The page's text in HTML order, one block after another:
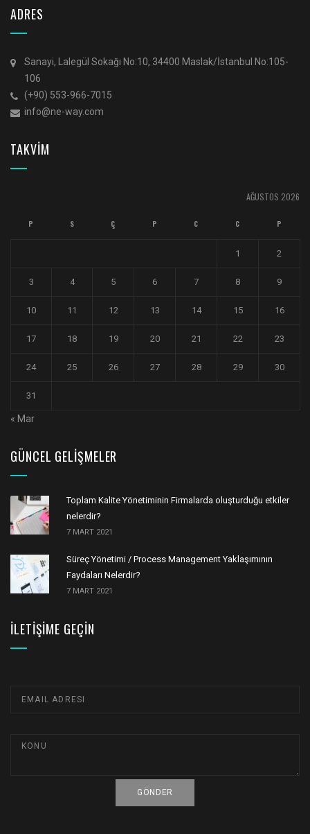
ADRES
Sanayi, Lalegül Sokağı No:10, 34400 Maslak/İstanbul No:105-
106
(+90) 553-966-7015
info@ne-way.com
TAKVİM
AĞUSTOS 2026
P S Ç P C C P
1 2
3 4 5 6 7 8 9
10 11 12 13 14 15 16
17 18 19 20 21 22 23
24 25 26 27 28 29 30
31
« Mar
GÜNCEL GELIŞMELER
Toplam Kalite Yönetiminin Firmalarda oluşturduğu etkiler
nelerdir?
7 MART 2021
Süreç Yönetimi / Process Management Yaklaşımının
Faydaları Nelerdir?
7 MART 2021
İLETIŞIME GEÇIN